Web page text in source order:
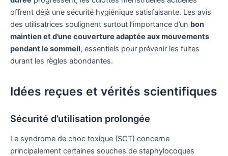
offrent déjà une sécurité hygiénique satisfaisante. Les avis
des utilisatrices soulignent surtout l’importance d’un bon
maintien et d’une couverture adaptée aux mouvements
pendant le sommeil, essentiels pour prévenir les fuites
durant les règles abondantes.
Idées reçues et vérités scientifiques
Sécurité d’utilisation prolongée
Le syndrome de choc toxique (SCT) concerne
principalement certaines souches de staphylocoques